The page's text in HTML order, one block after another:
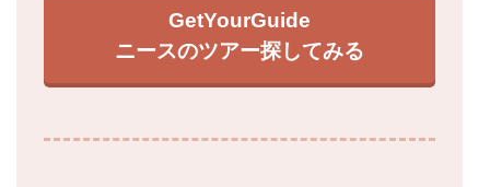
GetYourGuide
ニースのツアー探してみる